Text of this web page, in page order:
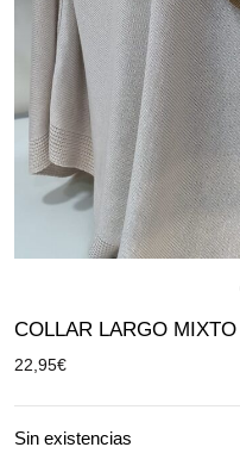
COLLAR LARGO MIXTO
22,95€
Sin existencias